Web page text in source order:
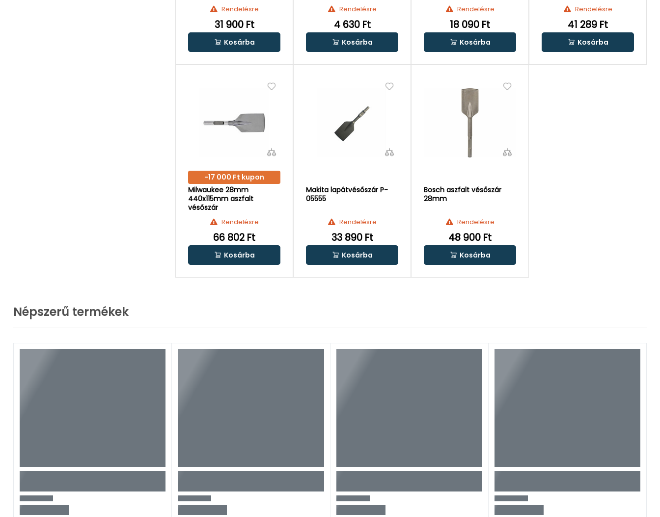
Rendelésre
31 900 Ft
Kosárba
Rendelésre
4 630 Ft
Kosárba
Rendelésre
18 090 Ft
Kosárba
Rendelésre
41 289 Ft
Kosárba
-17 000 Ft kupon
Milwaukee 28mm
440x115mm aszfalt
vésőszár
Rendelésre
66 802 Ft
Kosárba
Makita lapátvésőszár P-
05555
Rendelésre
33 890 Ft
Kosárba
Bosch aszfalt vésőszár
28mm
Rendelésre
48 900 Ft
Kosárba
Népszerű termékek